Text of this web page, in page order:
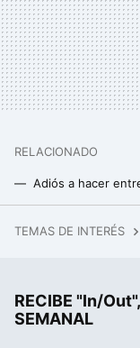
RELACIONADO
TEMAS DE INTERÉS
RECIBE "In/
SEMANAL